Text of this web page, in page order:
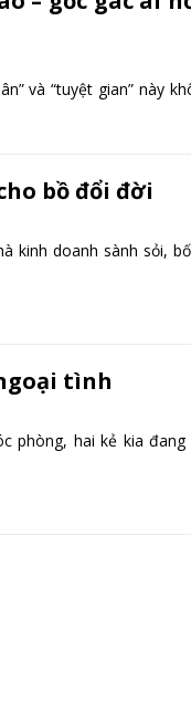
và “tuyệt gian” này
bồ đổi đời
kinh doanh sành sỏi,
tình
phòng, hai kẻ kia đang